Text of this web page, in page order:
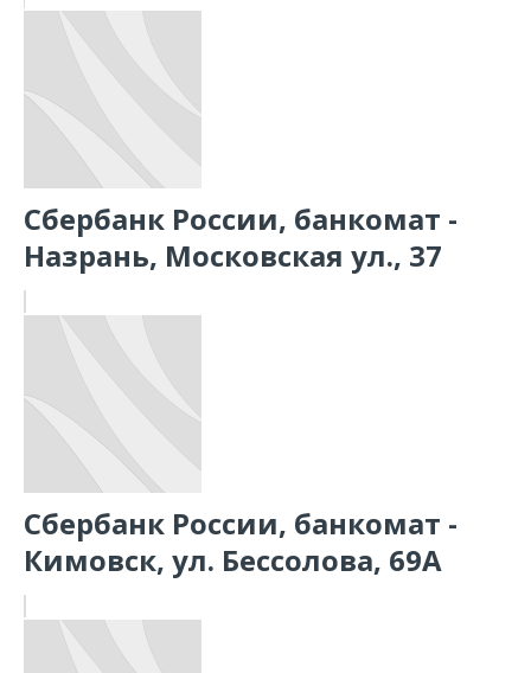
Сбербанк России, банкомат -
Назрань, Московская ул., 37
Сбербанк России, банкомат -
Кимовск, ул. Бессолова, 69А